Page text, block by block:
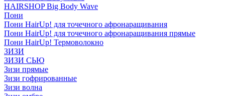
HAIRSHOP Big Body Wave
Пони
Пони HairUp! для точечного афронаращивания
Пони HairUp! для точечного афронаращивания прямые
Пони HairUp! Термоволокно
ЗИЗИ
ЗИЗИ СЬЮ
Зизи прямые
Зизи гофрированные
Зизи волна